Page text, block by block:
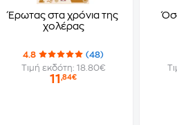
Έρωτας στα χρόνια της
χολέρας
4.8
(48)
Τιμή εκδότη: 18.80€
11,84€